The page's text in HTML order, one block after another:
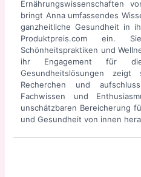
Ernährungswissenschaften
bringt Anna umfassendes
ganzheitliche Gesundheit in
Produktpreis.com ein.
Schönheitspraktiken und
ihr Engagement für
Gesundheitslösungen
Recherchen und
Fachwissen und
unschätzbaren Bereicherung
und Gesundheit von innen